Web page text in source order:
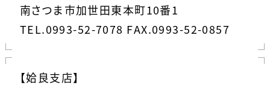
南さつま市加世田東本町10番1
TEL.0993-52-7078 FAX.0993-52-0857
【姶良支店】